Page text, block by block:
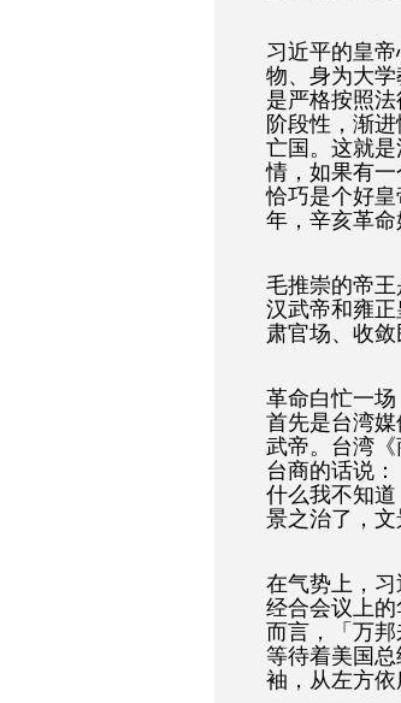
习近平的皇
物、身为大
是严格按照
阶段性，渐
亡国。这就
情，如果有
恰巧是个好
年，辛亥革命
毛推崇的帝王
汉武帝和雍
肃官场、收敛
革命白忙一
首先是台湾
武帝。台湾
台商的话说
什么我不知
景之治了，文
在气势上，
经合会议上
而言，「万
等待着美国
袖，从左方依